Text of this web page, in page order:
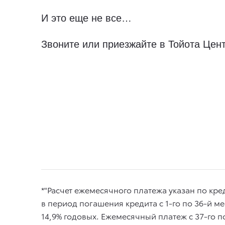
И это еще не все…
Звоните или приезжайте в Тойота
*"Расчет ежемесячного платежа указан по
в период погашения кредита с 1-го по 36-й
14,9% годовых. Ежемесячный платеж с 37-го